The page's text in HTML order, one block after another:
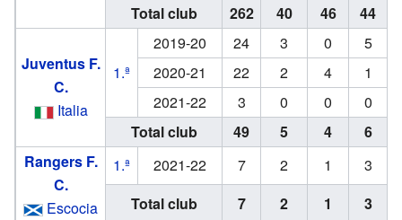
Total club
262 40 46 44
Juventus F.
C.
Italia
1.ª
2019-20 24 3 0
5
2020-21
22 2 4
1
2021-22
3 0 0
0
Total club
49 5 4
6
Rangers F.
C.
Escocia
1.ª 2021-22 7 2 1
3
Total club
7 2 1
3